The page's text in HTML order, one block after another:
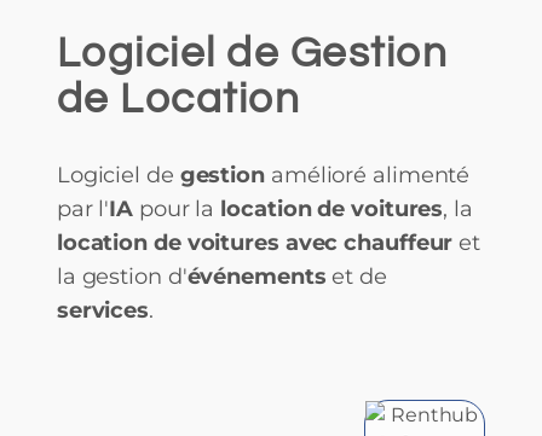
Logiciel de Gestion
de Location
Logiciel de gestion amélioré alimenté
par l'IA pour la location de voitures, la
location de voitures avec chauffeur et
la gestion d'événements et de
services.